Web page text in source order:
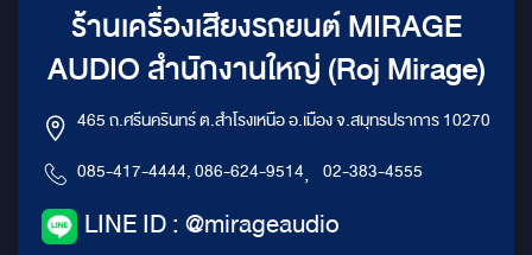
ร้านเครื่องเสียงรถยนต์ MIRAGE
AUDIO สำนักงานใหญ่ (Roj Mirage)
465 ถ.ศรีนครินทร์ ต.สำโรงเหนือ อ.เมือง จ.สมุทรปราการ 10270
085-417-4444, 086-624-9514, 02-383-4555
LINE ID : @mirageaudio